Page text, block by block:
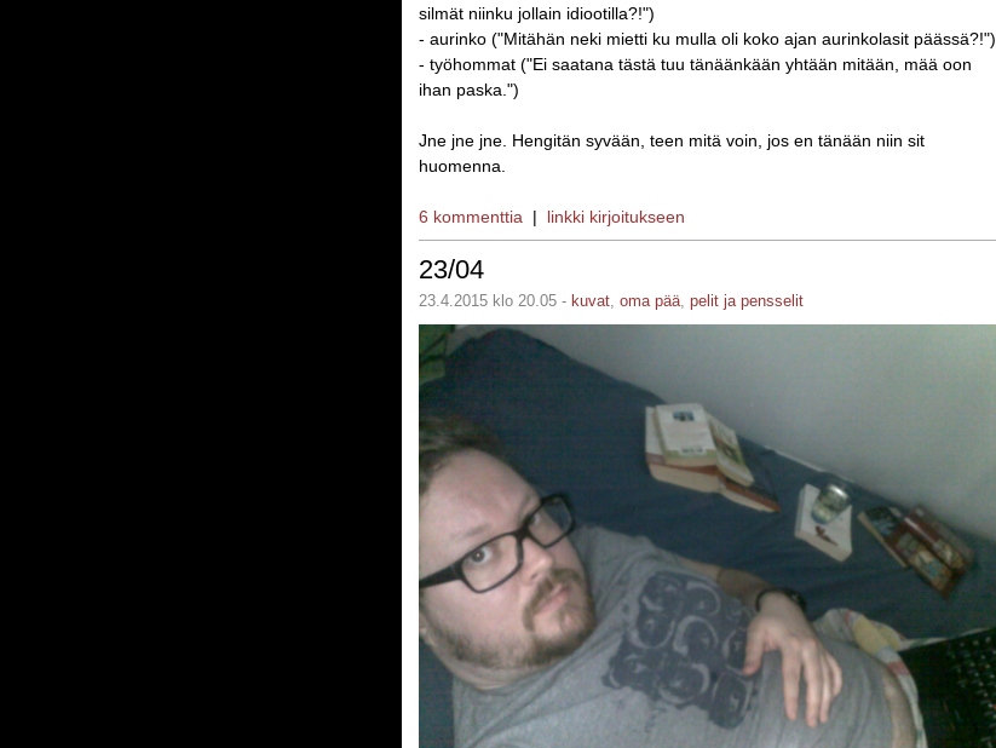
silmät niinku jollain idiootilla?!")
- aurinko ("Mitähän neki mietti ku mulla oli koko ajan aurinkolasit päässä?!")
- työhommat ("Ei saatana tästä tuu tänäänkään yhtään mitään, mää oon
ihan paska.")
Jne jne jne. Hengitän syvään, teen mitä voin, jos en tänään niin sit
huomenna.
6 kommenttia | linkki kirjoitukseen
23/04
23.4.2015 klo 20.05 - kuvat, oma pää, pelit ja pensselit